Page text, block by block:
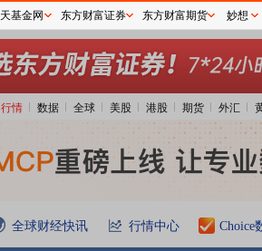
行情 数据 全球 美股 港股 期货 外汇
全球财经快讯 行情中心 Choice
基金网 东方财富证券 东方财富期货 妙想